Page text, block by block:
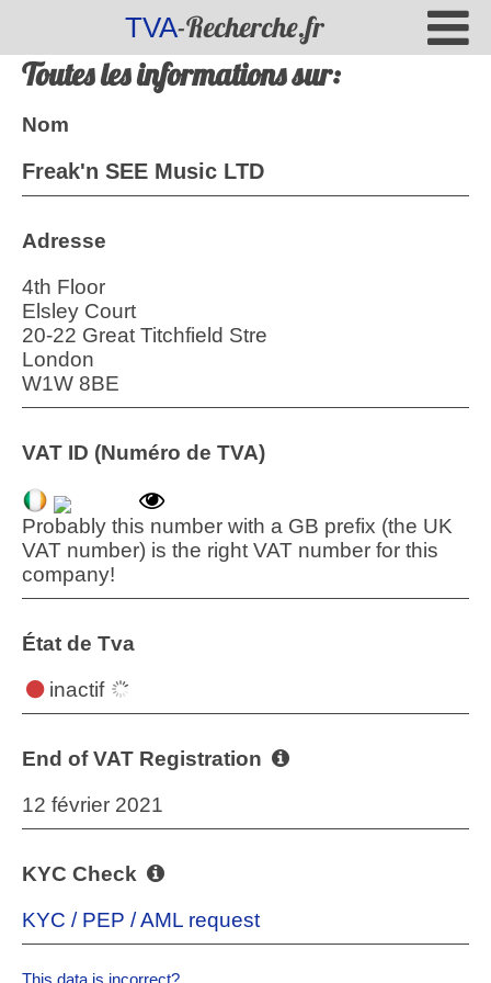
TVA-Recherche.fr
Toutes les informations sur:
Nom
Freak'n SEE Music LTD
Adresse
4th Floor
Elsley Court
20-22 Great Titchfield Stre
London
W1W 8BE
VAT ID (Numéro de TVA)
Probably this number with a GB prefix (the UK
VAT number) is the right VAT number for this
company!
État de Tva
inactif
End of VAT Registration
12 février 2021
KYC Check
KYC / PEP / AML request
This data is incorrect?